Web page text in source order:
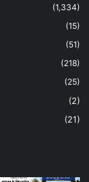
(1,334)
(15)
(51)
(218)
(25)
(2)
(21)